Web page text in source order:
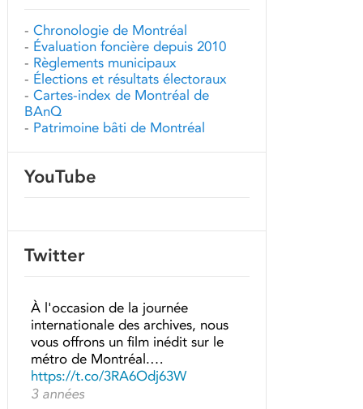
- Chronologie de Montréal
- Évaluation foncière depuis 2010
- Règlements municipaux
- Élections et résultats électoraux
- Cartes-index de Montréal de
BAnQ
- Patrimoine bâti de Montréal
YouTube
Twitter
À l'occasion de la journée
internationale des archives, nous
vous offrons un film inédit sur le
métro de Montréal.…
https://t.co/3RA6Odj63W
3 années